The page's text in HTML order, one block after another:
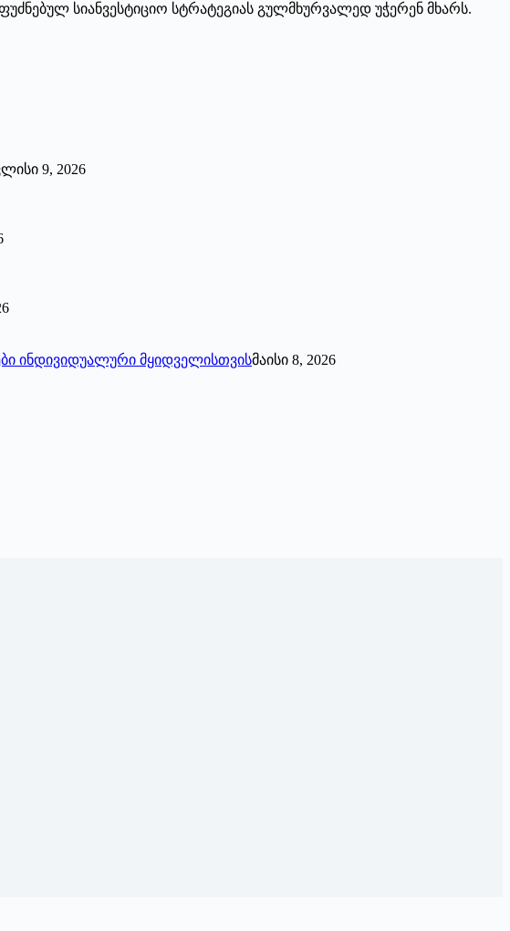
სიანვესტიციო სტრატეგიას გულმხურვალედ უჭერენ მხარს.
9, 2026
ინდივიდუალური მყიდველისთვისმაისი 8, 2026